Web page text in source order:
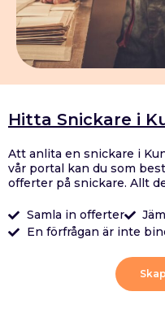
Hitta Snickare i
Att anlita en snickare i
vår portal kan du som
offerter på snickare. Allt
Samla in offerter
En förfrågan är inte